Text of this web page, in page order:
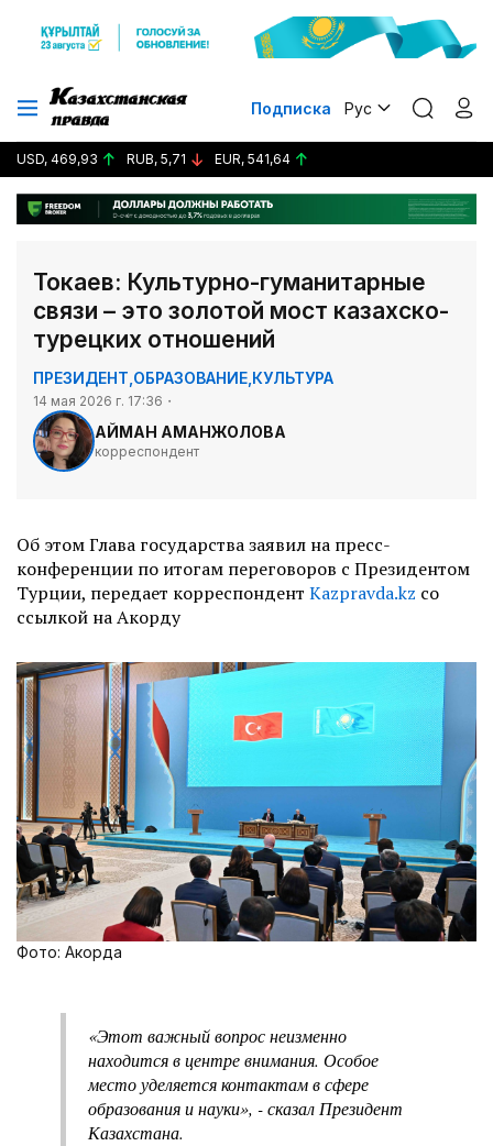
Подписка Рус
USD, 469,93 RUB, 5,71 EUR, 541,64
Токаев: Культурно-гуманитарные
связи – это золотой мост казахско-
турецких отношений
ПРЕЗИДЕНТ ОБРАЗОВАНИЕ КУЛЬТУРА
14 мая 2026 г. 17:36
АЙМАН АМАНЖОЛОВА
корреспондент
Об этом Глава государства заявил на пресс-
конференции по итогам переговоров с Президентом
Турции, передает корреспондент Kazpravda.kz со
ссылкой на Акорду
Фото: Акорда
«Этот важный вопрос неизменно
находится в центре внимания. Особое
место уделяется контактам в сфере
образования и науки», - сказал Президент
Казахстана.